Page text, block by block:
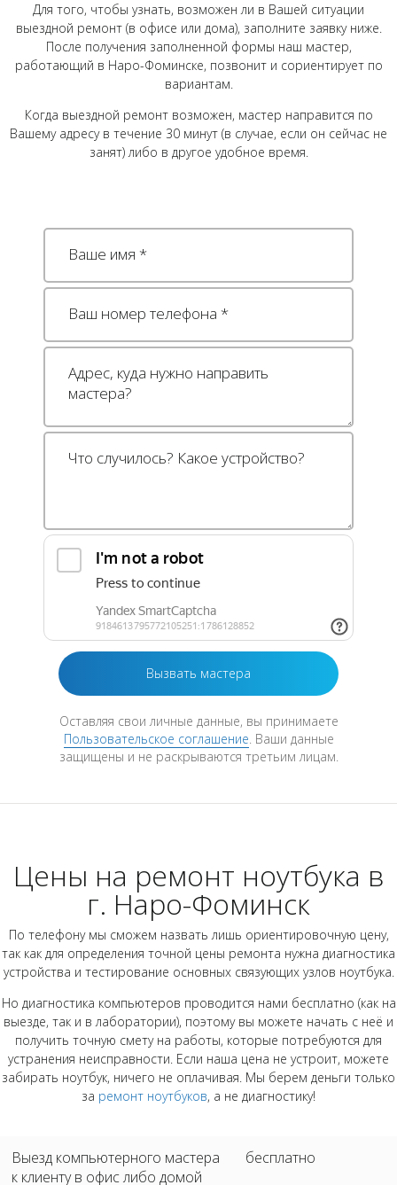
Для того, чтобы узнать, возможен ли в Вашей ситуации
выездной ремонт (в офисе или дома), заполните заявку ниже.
После получения заполненной формы наш мастер,
работающий в Наро-Фоминске, позвонит и сориентирует по
вариантам.
Когда выездной ремонт возможен, мастер направится по
Вашему адресу в течение 30 минут (в случае, если он сейчас не
занят) либо в другое удобное время.
Оставляя свои личные данные, вы принимаете
Пользовательское соглашение. Ваши данные
защищены и не раскрываются третьим лицам.
Цены на ремонт ноутбука в
г. Наро-Фоминск
По телефону мы сможем назвать лишь ориентировочную цену,
так как для определения точной цены ремонта нужна диагностика
устройства и тестирование основных связующих узлов ноутбука.
Но диагностика компьютеров проводится нами бесплатно (как на
выезде, так и в лаборатории), поэтому вы можете начать с неё и
получить точную смету на работы, которые потребуются для
устранения неисправности. Если наша цена не устроит, можете
забирать ноутбук, ничего не оплачивая. Мы берем деньги только
за ремонт ноутбуков, а не диагностику!
Выезд компьютерного мастера
к клиенту в офис либо домой
бесплатно